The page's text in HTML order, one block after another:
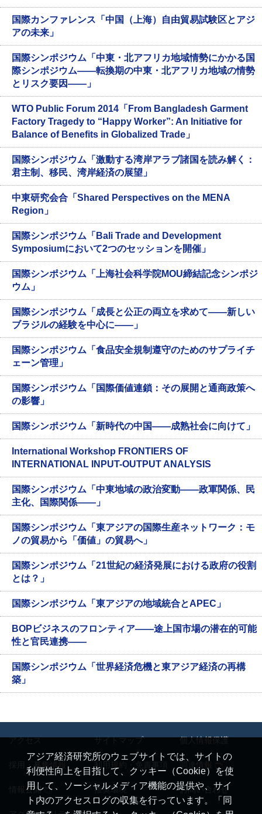
国際カンファレンス「中国（上海）自由貿易試験区とアジ
アの未来」
国際シンポジウム「中東・北アフリカ地域情勢にかかる国
際シンポジウム——転換期の中東・北アフリカ地域の情勢
とリスク要因——」
WTO Public Forum 2014「From Bangladesh Garment
Factory Tragedy to “Happy Worker”: An Initiative for
Balance of Benefits in Globalized Trade」
国際シンポジウム「激動する湾岸アラブ諸国を読み解く：
君主制、移民、湾岸経済の展望」
中東研究会合「Shared Perspectives on the MENA
Region」
国際シンポジウム「Bali Trade and Development
Symposiumにおいて2つのセッションを開催」
国際シンポジウム「上海社会科学院MOU締結記念シンポジ
ウム」
国際シンポジウム「成長と公正の両立を求めて——新しい
ブラジルの経験を中心に——」
国際シンポジウム「食品安全規制遵守のためのサプライチ
ェーン管理」
国際シンポジウム「国際価値連鎖：その展開と通商政策へ
の影響」
国際シンポジウム「新時代の中国——成熟社会に向けて」
International Workshop FRONTIERS OF
INTERNATIONAL INPUT-OUTPUT ANALYSIS
国際シンポジウム「中東地域の政治変動——政軍関係、民
主化、国際関係——」
国際シンポジウム「東アジアの国際生産ネットワーク：モ
ノの貿易から「価値」の貿易へ」
国際シンポジウム「21世紀の経済発展における政府の役割
とは？」
国際シンポジウム「東アジアの地域統合とAPEC」
BOPビジネスのフロンティア——途上国市場の潜在的可能
性と官民連携——
国際シンポジウム「世界経済危機と東アジア経済の再構
築」
アジア経済研究所のウェブサイトでは、サイトの
利便性向上を目指して、クッキー（Cookie）を使
用して、ソーシャルメディア機能の提供や、サイ
ト内のアクセスログの収集を行っています。「同
アクセス サイトマップ 個人情報保護
採用・募集情報 利用規約・免責事項
情報公開 推奨環境 お問い合わせ